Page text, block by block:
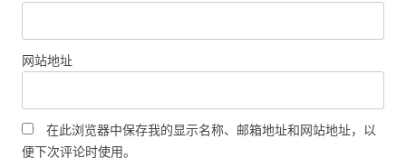
网站地址
在此浏览器中保存我的显示名称、邮箱地址和网站地址，以
便下次评论时使用。